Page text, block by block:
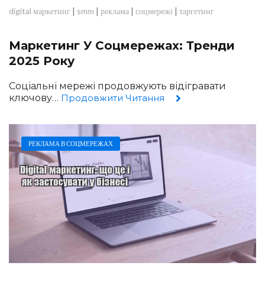
digital маркетинг | smm | реклама | соцмережі | таргетинг
Маркетинг У Соцмережах: Тренди
2025 Року
Соціальні мережі продовжують відігравати
ключову… Продовжити Читання
РЕКЛАМА В СОЦМЕРЕЖАХ